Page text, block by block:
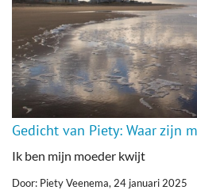
Gedicht van Piety: Waar zijn
Ik ben mijn moeder kwijt
Door: Piety Veenema, 24 januari 2025